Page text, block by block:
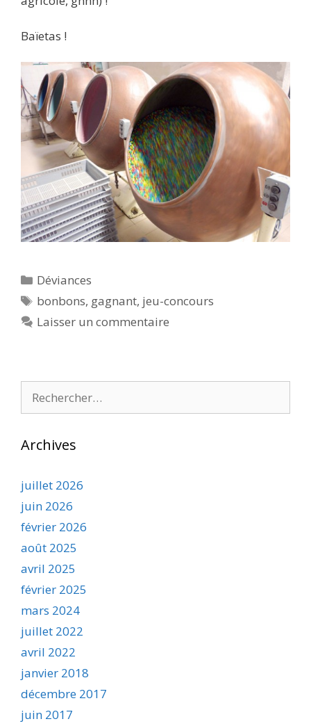
Baïetas !
Catégories
Déviances
Étiquettes
bonbons, gagnant, jeu-concours
Laisser un commentaire
Archives
juillet 2026
juin 2026
février 2026
août 2025
avril 2025
février 2025
mars 2024
juillet 2022
avril 2022
janvier 2018
décembre 2017
juin 2017